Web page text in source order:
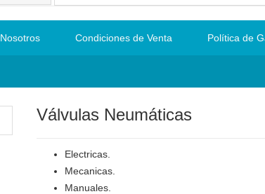
Nosotros Condiciones de Venta Política de
Válvulas Neumáticas
Electricas.
Mecanicas.
Manuales.